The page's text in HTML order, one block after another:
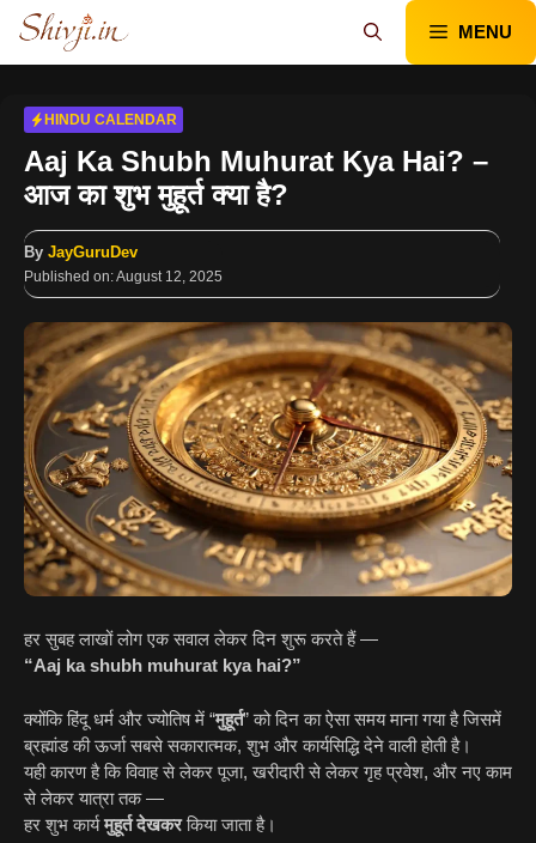
Skip
content
MENU
HINDU CALENDAR
Aaj Ka Shubh Muhurat Kya Hai? –
आज का शुभ मुहूर्त क्या है?
By JayGuruDev
Published on:August 12, 2025
हर सुबह लाखों लोग एक सवाल लेकर दिन शुरू करते हैं —
“Aaj ka shubh muhurat kya hai?”
क्योंकि हिंदू धर्म और ज्योतिष में “मुहूर्त” को दिन का ऐसा समय माना गया है जिसमें
ब्रह्मांड की ऊर्जा सबसे सकारात्मक, शुभ और कार्यसिद्धि देने वाली होती है।
यही कारण है कि विवाह से लेकर पूजा, खरीदारी से लेकर गृह प्रवेश, और नए काम
से लेकर यात्रा तक —
हर शुभ कार्यमुहूर्त देखकरकिया जाता है।